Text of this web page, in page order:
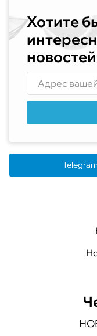
Хотите